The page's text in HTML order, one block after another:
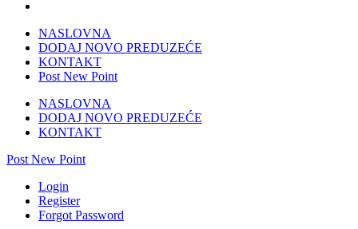
NASLOVNA
DODAJ NOVO PREDUZEĆE
KONTAKT
Post New Point
NASLOVNA
DODAJ NOVO PREDUZEĆE
KONTAKT
Post New Point
Login
Register
Forgot Password